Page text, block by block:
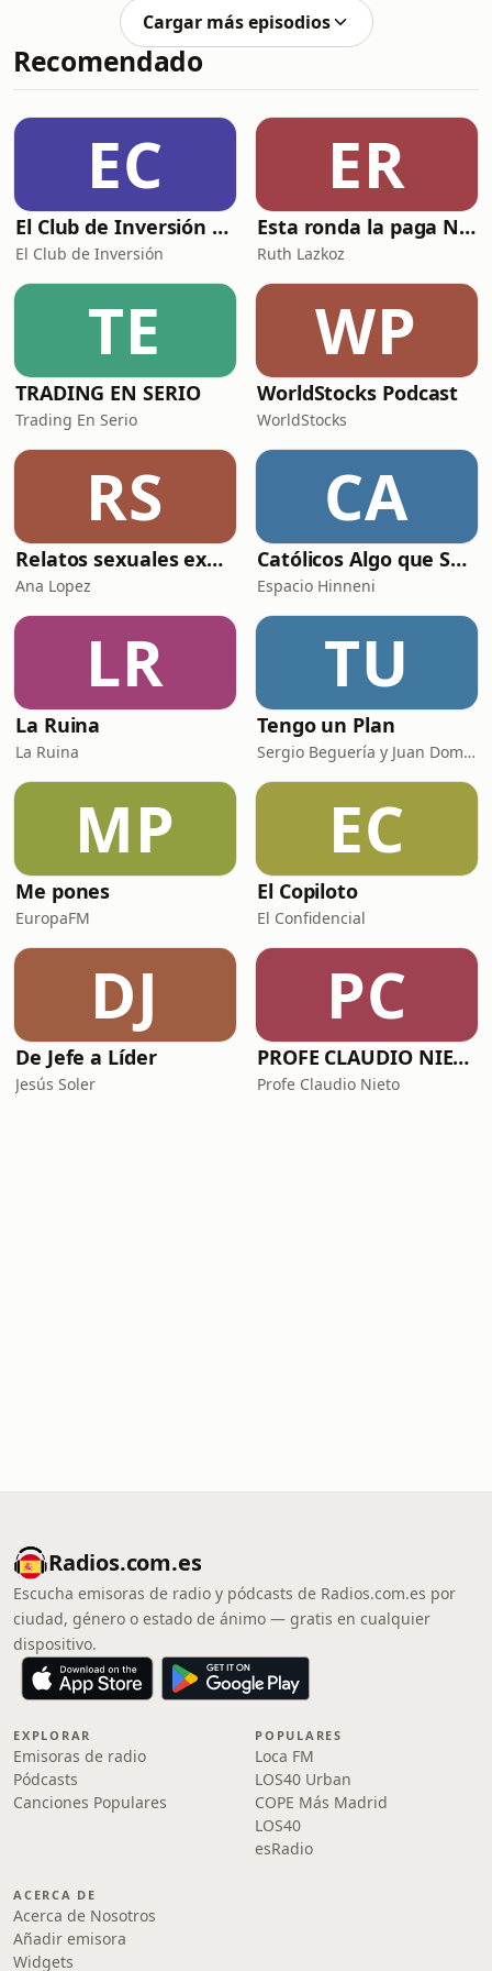
patreon.com/elgranmetodo
broma, otras veces en serio.Nos
vemos en los próximos shows en vivo
en Bogotá y Medellín. No nos dejen
solos, porque ya despedirnos dos
Cargar más episodios
Recomendado
EC
El Club de Inversión podcast
El Club de Inversión
ER
Esta ronda la paga Newton
Ruth Lazkoz
TE
TRADING EN SERIO
Trading En Serio
WP
WorldStocks Podcast
WorldStocks
RS
Relatos sexuales explícitos
Ana Lopez
CA
Católicos Algo que Saber
Espacio Hinneni
LR
La Ruina
La Ruina
TU
Tengo un Plan
Sergio Beguería y Juan Domínguez
MP
Me pones
EuropaFM
EC
El Copiloto
El Confidencial
DJ
De Jefe a Líder
Jesús Soler
PC
PROFE CLAUDIO NIETO
Profe Claudio Nieto
Radios.com.es
Escucha emisoras de radio y pódcasts de Radios.com.es por
ciudad, género o estado de ánimo — gratis en cualquier
dispositivo.
EXPLORAR
Emisoras de radio
Pódcasts
Canciones Populares
POPULARES
Loca FM
LOS40 Urban
COPE Más Madrid
LOS40
esRadio
ACERCA DE
Acerca de Nosotros
Añadir emisora
Widgets